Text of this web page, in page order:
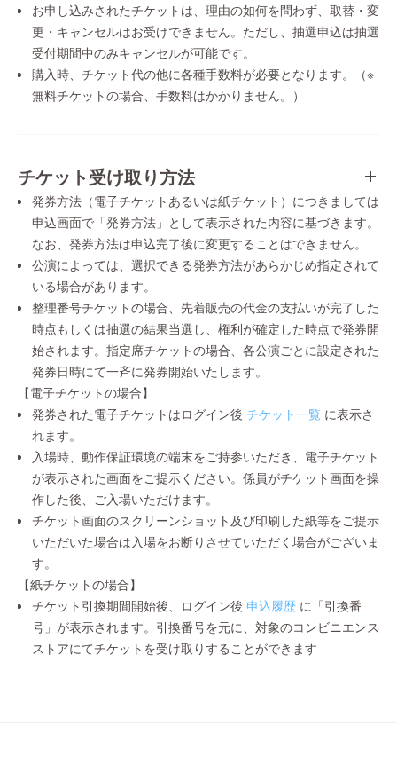
お申し込みされたチケットは、理由の如何を問わず、取替・変
更・キャンセルはお受けできません。ただし、抽選申込は抽選
受付期間中のみキャンセルが可能です。
購入時、チケット代の他に各種手数料が必要となります。（※
無料チケットの場合、手数料はかかりません。）
チケット受け取り方法
発券方法（電子チケットあるいは紙チケット）につきましては
申込画面で「発券方法」として表示された内容に基づきます。
なお、発券方法は申込完了後に変更することはできません。
公演によっては、選択できる発券方法があらかじめ指定されて
いる場合があります。
整理番号チケットの場合、先着販売の代金の支払いが完了した
時点もしくは抽選の結果当選し、権利が確定した時点で発券開
始されます。指定席チケットの場合、各公演ごとに設定された
発券日時にて一斉に発券開始いたします。
【電子チケットの場合】
発券された電子チケットはログイン後 チケット一覧 に表示さ
れます。
入場時、動作保証環境の端末をご持参いただき、電子チケット
が表示された画面をご提示ください。係員がチケット画面を操
作した後、ご入場いただけます。
チケット画面のスクリーンショット及び印刷した紙等をご提示
いただいた場合は入場をお断りさせていただく場合がございま
す。
【紙チケットの場合】
チケット引換期間開始後、ログイン後 申込履歴 に「引換番
号」が表示されます。引換番号を元に、対象のコンビニエンス
ストアにてチケットを受け取りすることができます